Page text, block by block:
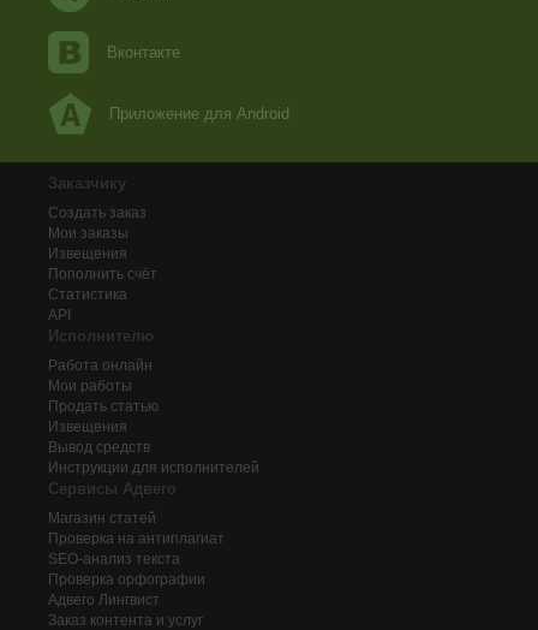
Вконтакте
Приложение для Android
Заказчику
Создать заказ
Мои заказы
Извещения
Пополнить счёт
Статистика
API
Исполнителю
Работа онлайн
Мои работы
Продать статью
Извещения
Вывод средств
Инструкции для исполнителей
Сервисы Адвего
Магазин статей
Проверка на антиплагиат
SEO-анализ текста
Проверка орфографии
Адвего Лингвист
Заказ контента и услуг